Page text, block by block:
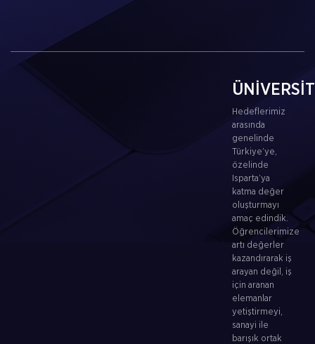
Hedeflerimiz
arasında
genelinde
Türkiye’ye,
özelinde
Isparta’ya
katma değer
oluşturmayı
amaç edindik.
Öğrencilerimize
artı değerler
kazandırarak iş
arayan değil, iş
için aranan
elemanlar
yetiştirmeyi,
sanayi ile
barışık ortak